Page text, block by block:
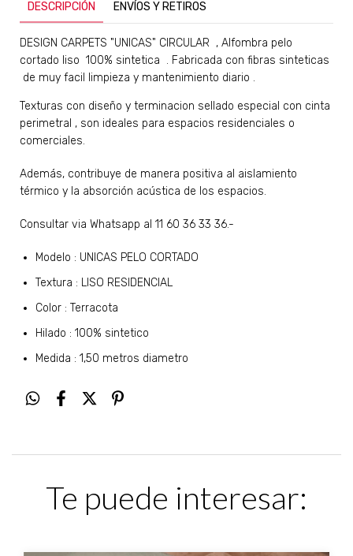
DESCRIPCIÓN ENVÍOS Y RETIROS
​DESIGN CARPETS "UNICAS" CIRCULAR , Alfombra pelo
cortado liso 100% sintetica . Fabricada con fibras sinteticas
de muy facil limpieza y mantenimiento diario .
Texturas con diseño y terminacion sellado especial con cinta
perimetral , son ideales para espacios residenciales o
comerciales.
Además, contribuye de manera positiva al aislamiento
térmico y la absorción acústica de los espacios.
Consultar via Whatsapp al 11 60 36 33 36.-
Modelo : UNICAS PELO CORTADO
Textura : LISO RESIDENCIAL
Color : Terracota
Hilado : 100% sintetico
Medida : 1,50 metros diametro
Te puede interesar: